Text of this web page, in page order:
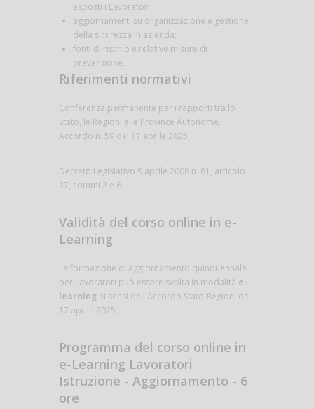
esposti i Lavoratori;
aggiornamenti su organizzazione e gestione
della sicurezza in azienda;
fonti di rischio e relative misure di
prevenzione.
Riferimenti normativi
Conferenza permanente per i rapporti tra lo
Stato, le Regioni e le Province Autonome,
Accordo n. 59 del 17 aprile 2025.
Decreto Legislativo 9 aprile 2008 n. 81, articolo
37, commi 2 e 6.
Validità del corso online in e-
Learning
La formazione di aggiornamento quinquennale
per Lavoratori può essere svolta in modalità e-
learning ai sensi dell'Accordo Stato-Regioni del
17 aprile 2025.
Programma del corso online in
e-Learning Lavoratori
Istruzione - Aggiornamento - 6
ore